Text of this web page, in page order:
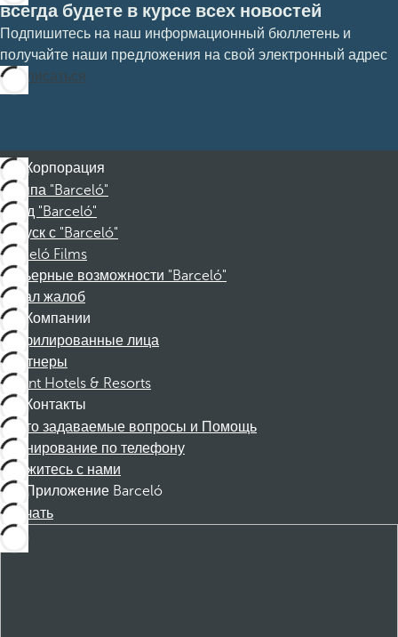
всегда будете в курсе всех новостей
Подпишитесь на наш информационный бюллетень и
получайте наши предложения на свой электронный адрес
Подписаться
Корпорация
Группа "Barceló"
Фонд "Barceló"
Отпуск с "Barceló"
Barceló Films
Карьерные возможности "Barceló"
Канал жалоб
Компании
Аффилированные лица
Партнеры
Dorint Hotels & Resorts
Контакты
Часто задаваемые вопросы и Помощь
Бронирование по телефону
Свяжитесь с нами
Приложение Barceló
Скачать